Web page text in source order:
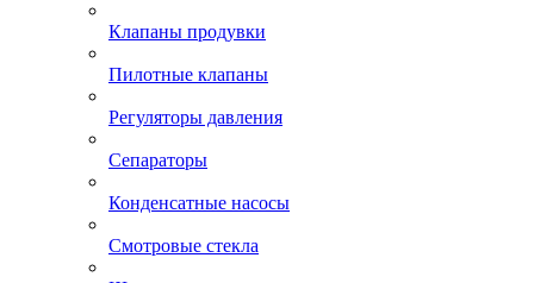
Клапаны продувки
Пилотные клапаны
Регуляторы давления
Сепараторы
Конденсатные насосы
Смотровые стекла